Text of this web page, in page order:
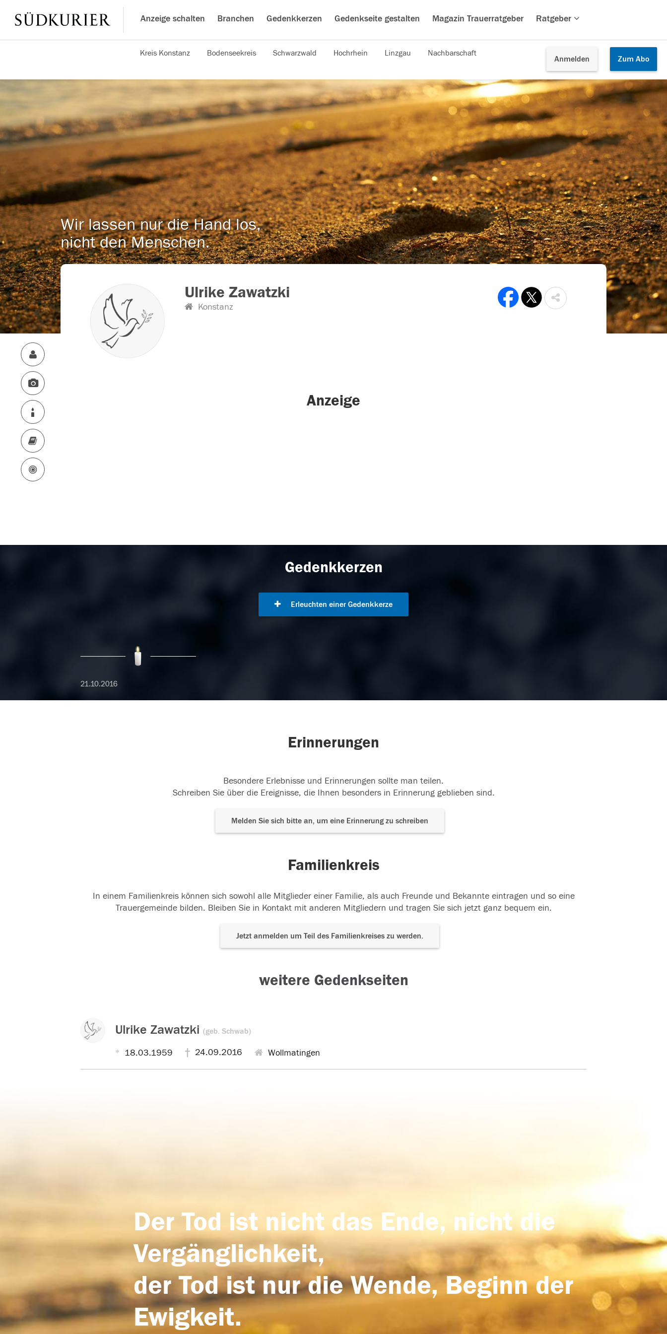
Anzeige schalten Branchen Gedenkkerzen Gedenkseite gestalten Magazin Trauerratgeber Ratgeber
Anmelden Zum Abo
Kreis Konstanz Bodenseekreis Schwarzwald Hochrhein Linzgau Nachbarschaft
Wir lassen nur die Hand los,
nicht den Menschen.
Ulrike Zawatzki
Konstanz
Anzeige
Gedenkkerzen
Erleuchten einer Gedenkkerze
21.10.2016
Erinnerungen
Besondere Erlebnisse und Erinnerungen sollte man teilen.
Schreiben Sie über die Ereignisse, die Ihnen besonders in Erinnerung geblieben sind.
Melden Sie sich bitte an, um eine Erinnerung zu schreiben
Familienkreis
In einem Familienkreis können sich sowohl alle Mitglieder einer Familie, als auch Freunde und Bekannte eintragen und so eine
Trauergemeinde bilden. Bleiben Sie in Kontakt mit anderen Mitgliedern und tragen Sie sich jetzt ganz bequem ein.
Jetzt anmelden um Teil des Familienkreises zu werden.
weitere Gedenkseiten
Ulrike Zawatzki (geb. Schwab)
18.03.1959 24.09.2016 Wollmatingen
Der Tod ist nicht das Ende, nicht die
Vergänglichkeit,
der Tod ist nur die Wende, Beginn der
Ewigkeit.